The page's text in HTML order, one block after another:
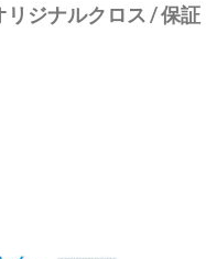
ジナルクロス / 保証